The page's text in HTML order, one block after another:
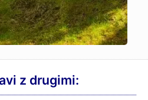
z drugimi: